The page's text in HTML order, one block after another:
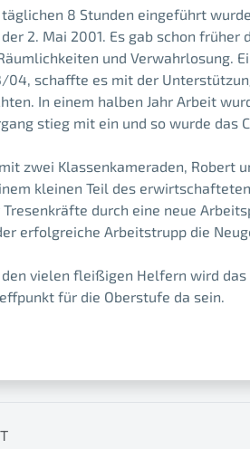
8 Stunden eingeführt
2. Mai 2001. Es gab schon früher
und Verwahrlosung.
04, schaffte es mit der
In einem halben Jahr Arbeit
stieg mit ein und so wurde das
zwei Klassenkameraden, Robert
kleinen Teil des
durch eine neue
erfolgreiche Arbeitstrupp die
vielen fleißigen Helfern wird das
für die Oberstufe da sein.